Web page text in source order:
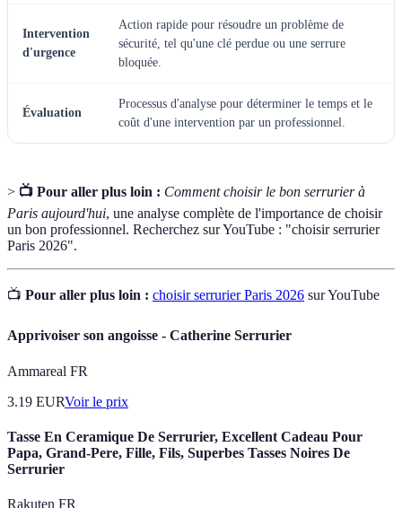
Intervention
d'urgence
Action rapide pour résoudre un problème de
sécurité, tel qu'une clé perdue ou une serrure
bloquée.
Évaluation
Processus d'analyse pour déterminer le temps et le
coût d'une intervention par un professionnel.
> 📺 Pour aller plus loin : Comment choisir le bon serrurier à
Paris aujourd'hui, une analyse complète de l'importance de choisir
un bon professionnel. Recherchez sur YouTube : "choisir serrurier
Paris 2026".
📺 Pour aller plus loin : choisir serrurier Paris 2026 sur YouTube
Apprivoiser son angoisse - Catherine Serrurier
Ammareal FR
3.19 EURVoir le prix
Tasse En Ceramique De Serrurier, Excellent Cadeau Pour
Papa, Grand-Pere, Fille, Fils, Superbes Tasses Noires De
Serrurier
Rakuten FR